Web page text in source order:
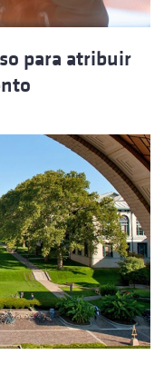
para atribuir